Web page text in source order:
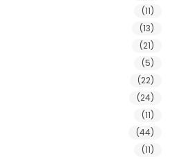
(11)
(13)
(21)
(5)
(22)
(24)
(11)
(44)
(11)